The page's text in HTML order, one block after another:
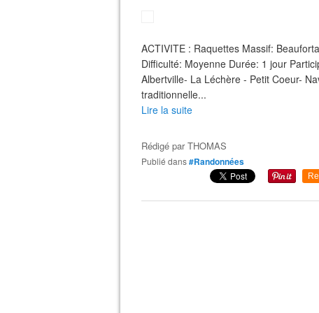
ACTIVITE : Raquettes Massif:
Difficulté: Moyenne Durée: 1 jour
Albertville- La Léchère - Petit Coeur-
traditionnelle...
Lire la suite
Rédigé parTHOMAS
Publié dans#Randonnées